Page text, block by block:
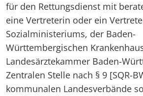
für den Rettungsdienst mit
eine Vertreterin oder ein
Sozialministeriums, der Baden-
Württembergischen
Landesärztekammer Baden-
Zentralen Stelle nach § 9 [SQR-
kommunalen Landesverbände